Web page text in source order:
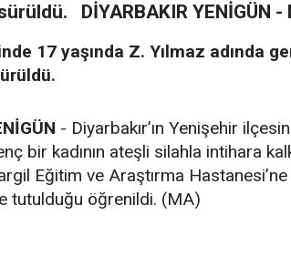
DİYARBAKIR YENİGÜN -
17 yaşında Z. Yılmaz adında
- Diyarbakır’ın Yenişehir
bir kadının ateşli silahla intihara
Eğitim ve Araştırma Hastanesi’ne
tutulduğu öğrenildi. (MA)